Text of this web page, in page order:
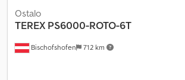
Bischofshofen 712 km
Ostalo
TEREX PS6000-ROTO-6T